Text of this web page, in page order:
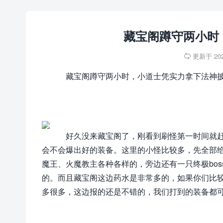
藏宝阁蹲守两小
 更新于
藏宝阁蹲守两小时，小道士凭实力拿下法神
好久没来藏宝阁了，刚看到刷怪第一时间就
会不会爆出好的装备。这里的小怪比较多，先全
魔王、火魔教主各种各样的，旁边还有一只终极
的。而且藏宝阁这边药水是非常多的，如果你们
多很多，这边报的还是不错的，我们打到的装备都